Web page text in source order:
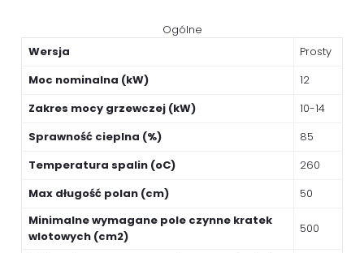
Ogólne
Wersja
Prosty
Moc nominalna (kW)
12
Zakres mocy grzewczej (kW)
10-14
Sprawność cieplna (%)
85
Temperatura spalin (oC)
260
Max długość polan (cm)
50
Minimalne wymagane pole czynne kratek
wlotowych (cm2)
500